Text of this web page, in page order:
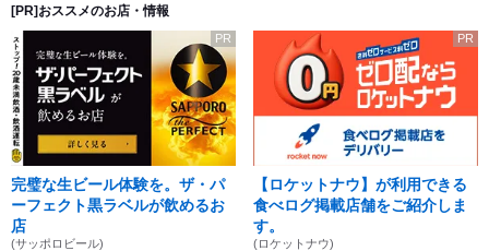
[PR]おススメのお店・情報
PR
完璧な生ビール体験を。ザ・パ
ーフェクト黒ラベルが飲めるお
店
(サッポロビール)
PR
【ロケットナウ】が利用できる
食べログ掲載店舗をご紹介しま
す。
(ロケットナウ)